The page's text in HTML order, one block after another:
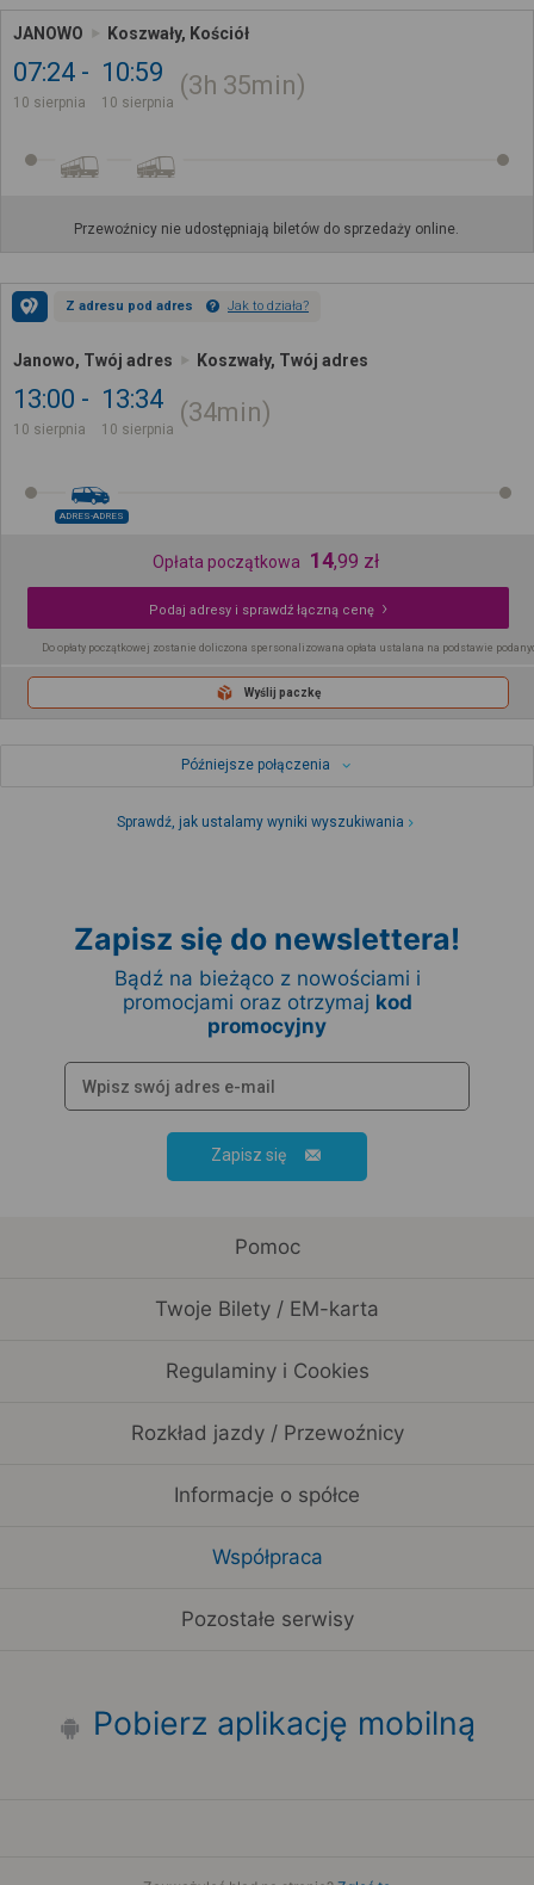
JANOWO Koszwały, Kościół
07:24
10 sierpnia
10:59
10 sierpnia
3h 35min
Przewoźnicy nie udostępniają biletów do sprzedaży online.
Z adresu pod adres Jak to działa?
Janowo, Twój adres Koszwały, Twój adres
13:00
10 sierpnia
13:34
10 sierpnia
34min
ADRES-ADRES
Opłata początkowa 14,99 zł
Podaj adresy i sprawdź łączną cenę
Do opłaty początkowej zostanie doliczona spersonalizowana opłata ustalana na podstawie
Wyślij paczkę
Późniejsze połączenia
Sprawdź, jak ustalamy wyniki wyszukiwania
Zapisz się do newslettera!
Bądź na bieżąco z nowościami i
promocjami oraz otrzymaj kod
promocyjny
Zapisz się
Pomoc
Twoje Bilety / EM-karta
Regulaminy i Cookies
Rozkład jazdy / Przewoźnicy
Informacje o spółce
Współpraca
Pozostałe serwisy
Pobierz aplikację mobilną